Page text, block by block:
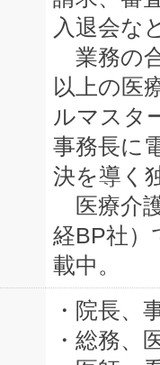
入退会な
業務の
以上の医
ルマスタ
事務長に
決を導く
医療介
経BP社）
載中。
・院長、
・総務、